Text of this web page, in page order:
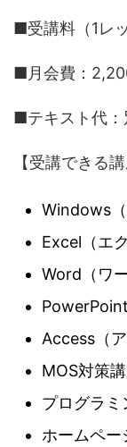
■受講料（1レ
■月会費：
■テキスト代：
【受講できる
Windows
Excel（エ
Word（ワ
Access（
MOS対策
プログラミ
ホームペー